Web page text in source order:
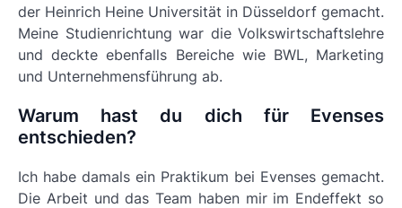
der Heinrich Heine Universität in Düsseldorf gemacht.
Meine Studienrichtung war die Volkswirtschaftslehre
und deckte ebenfalls Bereiche wie BWL, Marketing
und Unternehmensführung ab.
Warum hast du dich für Evenses
entschieden?
Ich habe damals ein Praktikum bei Evenses gemacht.
Die Arbeit und das Team haben mir im Endeffekt so